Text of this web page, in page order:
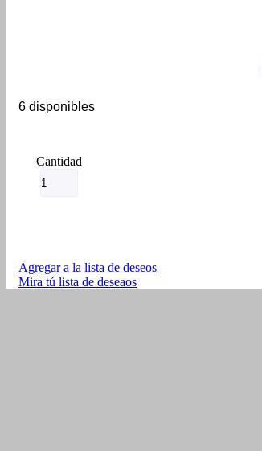
6 disponibles
Parrilla
T
Promecol
cantidad
Agregar a la lista de deseos
Mira tú lista de deseaos